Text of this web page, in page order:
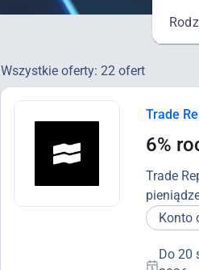
Wszystkie oferty:22 ofert
Trade
6%
Trade
Konto
Do 20